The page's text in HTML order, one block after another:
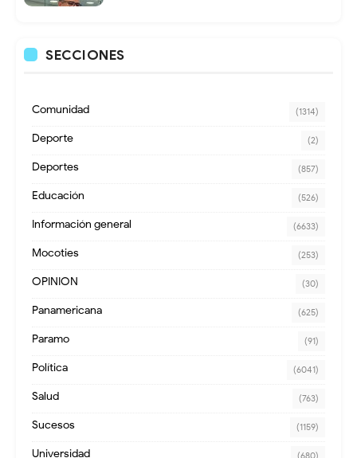
SECCIONES
Comunidad (1314)
Deporte (2)
Deportes (857)
Educación (526)
Información general (6633)
Mocoties (253)
OPINION (30)
Panamericana (625)
Paramo (91)
Política (6041)
Salud (763)
Sucesos (1159)
Universidad (680)